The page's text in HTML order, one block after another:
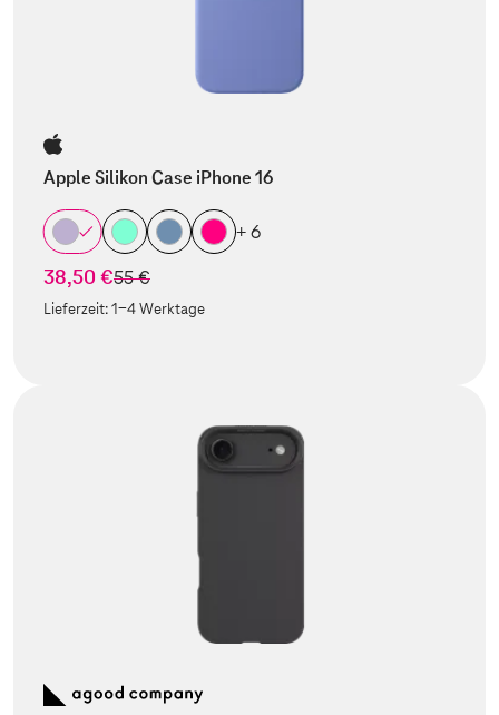
Apple Silikon Case iPhone 16
+ 6
38,50 €statt
55 €
Lieferzeit:1-4 Werktage